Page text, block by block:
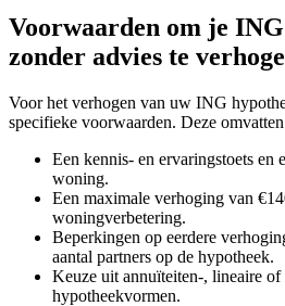
Voorwaarden om je
zonder advies te
Voor het verhogen van uw ING
specifieke voorwaarden. Deze
Een kennis- en ervaringstoets en
woning.
Een maximale verhoging van
woningverbetering.
Beperkingen op eerdere
aantal partners op de hypotheek.
Keuze uit annuïteiten-, lineaire
hypotheekvormen.